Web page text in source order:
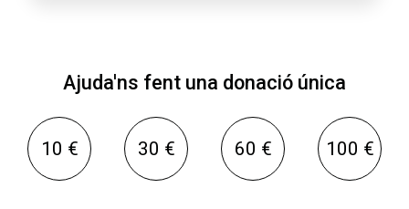
Ajuda'ns fent una donació única
10 € 30 € 60 € 100 €